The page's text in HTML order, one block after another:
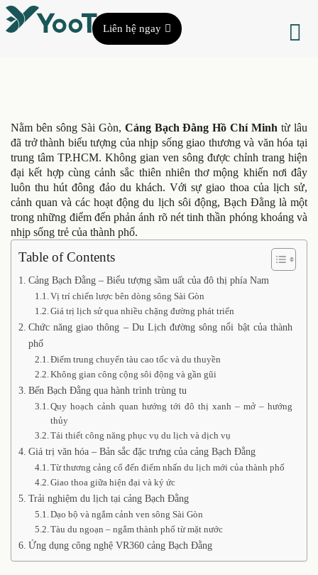
Liên hệ ngay
Nằm bên sông Sài Gòn, Cảng Bạch Đằng Hồ Chí Minh từ lâu
đã trở thành biểu tượng của nhịp sống giao thương và văn hóa tại
trung tâm TP.HCM. Không gian ven sông được chỉnh trang hiện
đại kết hợp cùng cảnh sắc thiên nhiên thơ mộng khiến nơi đây
luôn thu hút đông đảo du khách. Với sự giao thoa của lịch sử,
cảnh quan và các hoạt động du lịch sôi động, Bạch Đằng là một
trong những điểm đến phản ánh rõ nét tinh thần phóng khoáng và
nhịp sống trẻ của thành phố.
Table of Contents
Cảng Bạch Đằng – Biểu tượng sầm uất của đô thị phía Nam
Vị trí chiến lược bên dòng sông Sài Gòn
Giá trị lịch sử qua nhiều chặng đường phát triển
Chức năng giao thông – Du Lịch đường sông nổi bật của thành
phố
Điểm trung chuyển tàu cao tốc và du thuyền
Không gian công cộng sôi động và gần gũi
Bến Bạch Đằng qua hành trình trùng tu
Quy hoạch cảnh quan hướng tới đô thị xanh – mở – hướng
thủy
Tái thiết công năng phục vụ du lịch và dịch vụ
Giá trị văn hóa – Bản sắc đặc trưng của cảng Bạch Đằng
Từ thương cảng cổ đến điểm nhấn du lịch mới của thành phố
Giao thoa giữa hiện đại và ký ức
Trải nghiệm du lịch tại cảng Bạch Đằng
Dạo bộ và ngắm cảnh ven sông Sài Gòn
Tàu du ngoạn – ngắm thành phố từ mặt nước
Ứng dụng công nghệ VR360 cảng Bạch Đằng